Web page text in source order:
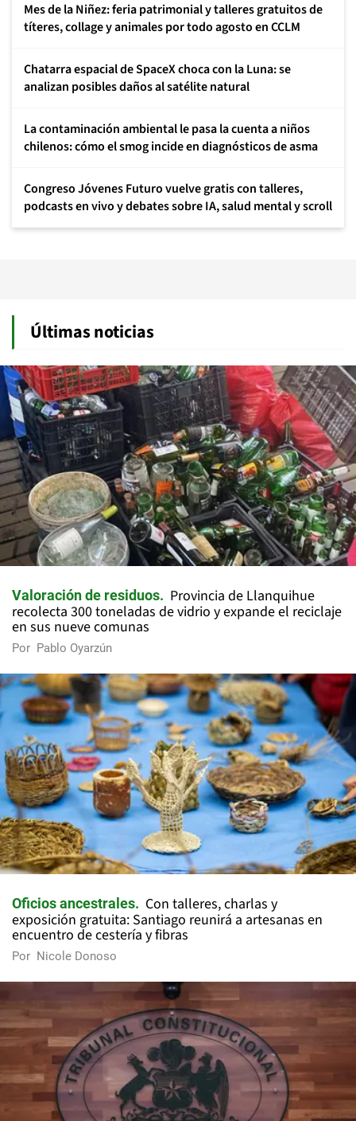
Mes de la Niñez: feria patrimonial y talleres gratuitos de
títeres, collage y animales por todo agosto en CCLM
Chatarra espacial de SpaceX choca con la Luna: se
analizan posibles daños al satélite natural
La contaminación ambiental le pasa la cuenta a niños
chilenos: cómo el smog incide en diagnósticos de asma
Congreso Jóvenes Futuro vuelve gratis con talleres,
podcasts en vivo y debates sobre IA, salud mental y scroll
Últimas noticias
Valoración de residuos
Provincia de Llanquihue
recolecta 300 toneladas de vidrio y expande el reciclaje
en sus nueve comunas
Por Pablo Oyarzún
Oficios ancestrales
Con talleres, charlas y
exposición gratuita: Santiago reunirá a artesanas en
encuentro de cestería y fibras
Por Nicole Donoso